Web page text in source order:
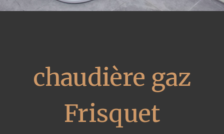
chaudière gaz
Frisquet